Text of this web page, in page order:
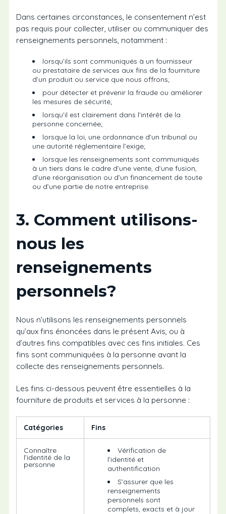
Dans certaines circonstances, le consentement n’est
pas requis pour collecter, utiliser ou communiquer des
renseignements personnels, notamment :
lorsqu’ils sont communiqués à un fournisseur
ou prestataire de services aux fins de la fourniture
d’un produit ou service que nous offrons;
pour détecter et prévenir la fraude ou améliorer
les mesures de sécurité;
lorsqu’il est clairement dans l’intérêt de la
personne concernée;
lorsque la loi, une ordonnance d’un tribunal ou
une autorité réglementaire l’exige;
lorsque les renseignements sont communiqués
à un tiers dans le cadre d’une vente, d’une fusion,
d’une réorganisation ou d’un financement de toute
ou d’une partie de notre entreprise.
3. Comment utilisons-
nous les
renseignements
personnels?
Nous n’utilisons les renseignements personnels
qu’aux fins énoncées dans le présent Avis, ou à
d’autres fins compatibles avec ces fins initiales. Ces
fins sont communiquées à la personne avant la
collecte des renseignements personnels.
Les fins ci-dessous peuvent être essentielles à la
fourniture de produits et services à la personne :
Catégories Fins
Connaître
l’identité de la
personne
Vérification de
l’identité et
authentification
S’assurer que les
renseignements
personnels sont
complets, exacts et à jour